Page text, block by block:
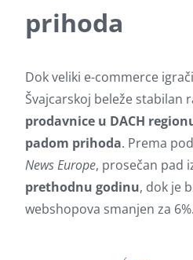
prihoda
Dok veliki e-commerce
Švajcarskoj beleže stabilan
prodavnice u DACH
padom prihoda. Prema
News Europe, prosečan pad
prethodnu godinu, dok je
webshopova smanjen za 6%.